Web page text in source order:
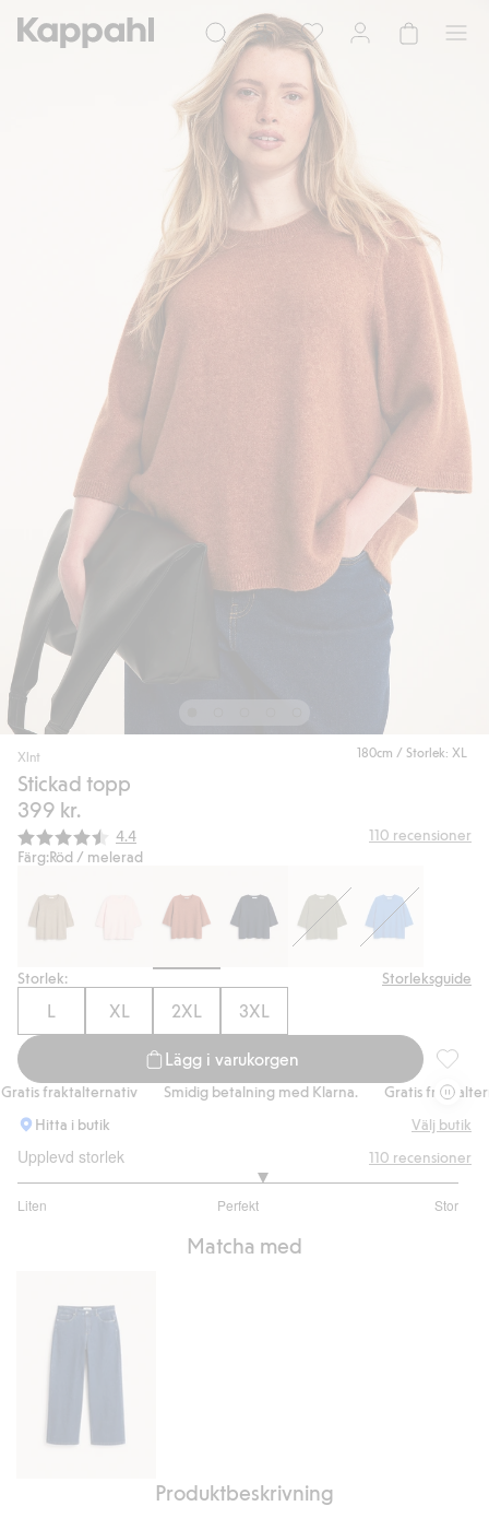
180cm / Storlek: XL
Xlnt
Stickad topp
399 kr.
Snittbetyg:
4.4 110 recensioner
Färg:Röd / melerad
Storlek: Storleksguide
L XL 2XL 3XL
Lägg i varukorgen
fraktalternativ Smidig betalning med Klarna.
Gratis
Hitta i butik
Välj butik
Upplevd storlek
Liten Perfekt Stor
utav
betyg
110 recensioner
Matcha med
Produktbeskrivning